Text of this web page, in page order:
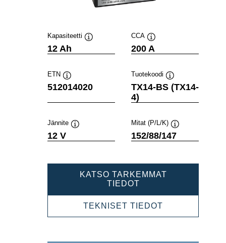
Kapasiteetti
12 Ah
CCA
Työkaluvihje
200 A
ETN
Työkaluvihje
512014020
Tuotekoodi
Työkaluvihje
TX14-BS (TX14-
4)
Jännite
12 V
Mitat (P/L/K)
Työkaluvihje
152/88/147
KATSO TARKEMMAT
TIEDOTPOWERSPORTS
512014020
TEKNISET TIEDOT